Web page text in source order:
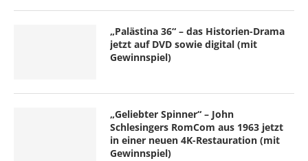
„Palästina 36“ – das Historien-Drama
jetzt auf DVD sowie digital (mit
Gewinnspiel)
„Geliebter Spinner“ – John
Schlesingers RomCom aus 1963 jetzt
in einer neuen 4K-Restauration (mit
Gewinnspiel)